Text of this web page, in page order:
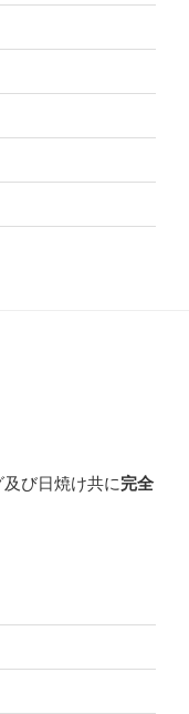
び日焼け共に完全